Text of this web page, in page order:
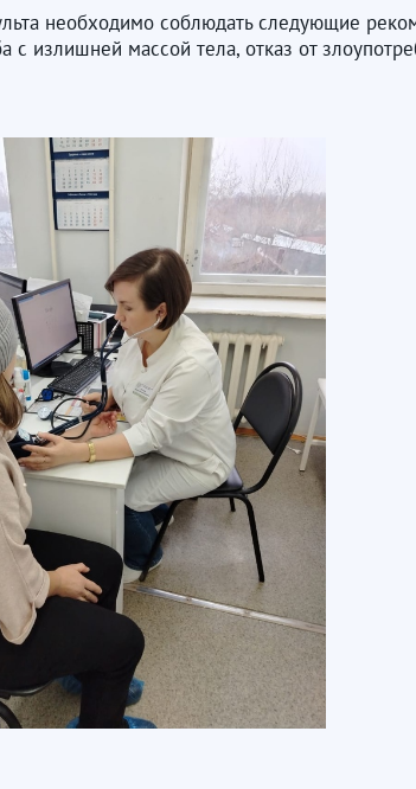
необходимо соблюдать следующие
излишней массой тела, отказ от